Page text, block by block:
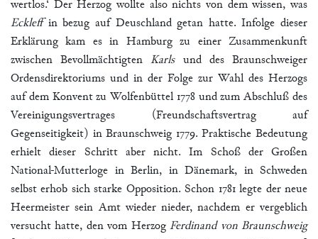
wertlos.‘ Der Herzog wollte also nichts von dem wissen, was
Eckleffin bezug auf Deuschland getan hatte. Infolge dieser
Erklärung kam es in Hamburg zu einer Zusammenkunft
zwischen BevollmächtigtenKarlsund des Braunschweiger
Ordensdirektoriums und in der Folge zur Wahl des Herzogs
auf dem Konvent zu Wolfenbüttel 1778 und zum Abschluß des
Vereinigungsvertrages (Freundschaftsvertrag auf
Gegenseitigkeit) in Braunschweig 1779. Praktische Bedeutung
erhielt dieser Schritt aber nicht. Im Schoß der Großen
National-Mutterloge in Berlin, in Dänemark, in Schweden
selbst erhob sich starke Opposition. Schon 1781 legte der neue
Heermeister sein Amt wieder nieder, nachdem er vergeblich
versucht hatte, den vom HerzogFerdinand von Braunschweig